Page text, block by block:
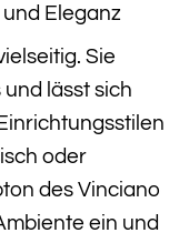
Eleganz
Sie
lässt sich
oder
des Vinciano
ein und